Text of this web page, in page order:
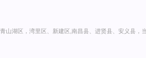
山湖区，湾里区、新建区,南昌县、进贤县、安义县，